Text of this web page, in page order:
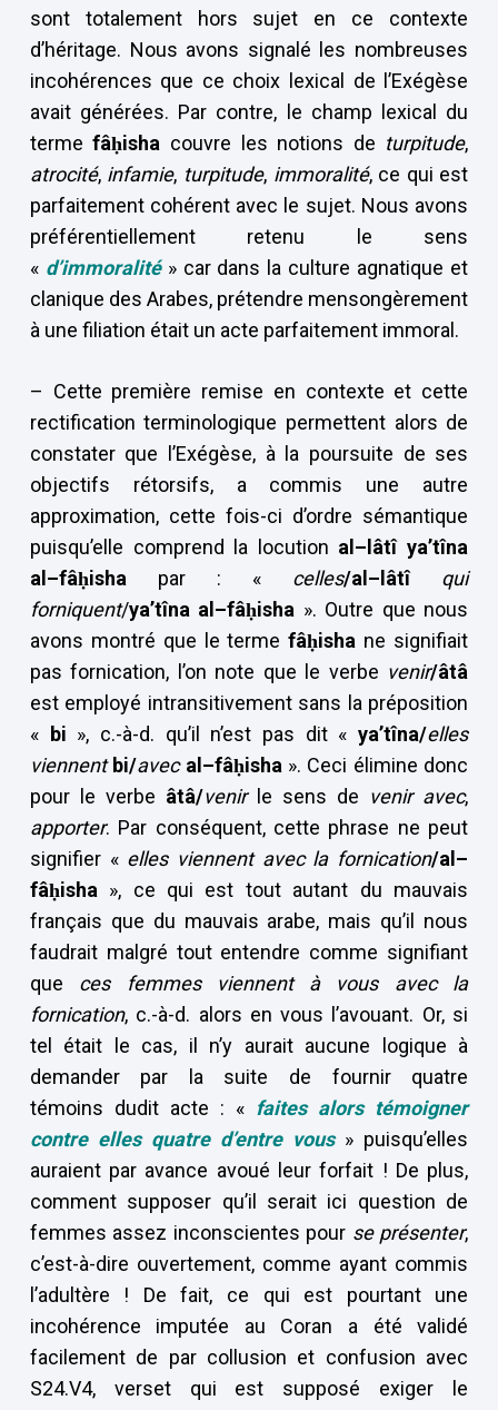
sont totalement hors sujet en ce contexte
d’héritage. Nous avons signalé les nombreuses
incohérences que ce choix lexical de l’Exégèse
avait générées. Par contre, le champ lexical du
termefâḥisha couvre les notions de turpitude,
atrocité, infamie, turpitude, immoralité, ce qui est
parfaitement cohérent avec le sujet. Nous avons
préférentiellement retenu le sens
« d’immoralité» car dans la culture agnatique et
clanique des Arabes, prétendre mensongèrement
à une filiation était un acte parfaitement immoral.
– Cette première remise en contexte et cette
rectification terminologique permettent alors de
constater que l’Exégèse, à la poursuite de ses
objectifs rétorsifs, a commis une autre
approximation, cette fois-ci d’ordre sémantique
puisqu’elle comprend la locution al–lâtî ya’tîna
al–fâḥisha par : « celles/al–lâtî
qui
forniquent/ya’tîna al–fâḥisha ». Outre que nous
avons montré que le termefâḥisha ne signifiait
pas fornication, l’on note que le verbe venir/âtâ
est employé intransitivement sans la préposition
«
bi », c.-à-d. qu’il n’est pas dit «ya’tîna/elles
viennent bi/avecal–fâḥisha ». Ceci élimine donc
pour le verbe âtâ/venirle sens de venir avec,
apporter. Par conséquent, cette phrase ne peut
signifier « elles viennent avec la fornication/al–
fâḥisha », ce qui est tout autant du mauvais
français que du mauvais arabe, mais qu’il nous
faudrait malgré tout entendre comme signifiant
que ces femmes viennent à vous avec la
fornication, c.-à-d. alors en vous l’avouant. Or, si
tel était le cas, il n’y aurait aucune logique à
demander par la suite de fournir quatre
témoins dudit acte : « faites alors témoigner
contre elles quatre d’entre vous » puisqu’elles
auraient par avance avoué leur forfait ! De plus,
comment supposer qu’il serait ici question de
femmes assez inconscientes pour se présenter,
c’est-à-dire ouvertement, comme ayant commis
l’adultère ! De fait, ce qui est pourtant une
incohérence imputée au Coran a été validé
facilement de par collusion et confusion avec
S24.V4, verset qui est supposé exiger le